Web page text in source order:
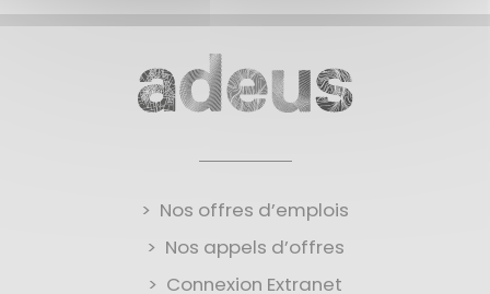
Nos offres d’emplois
Nos appels d’offres
Connexion Extranet